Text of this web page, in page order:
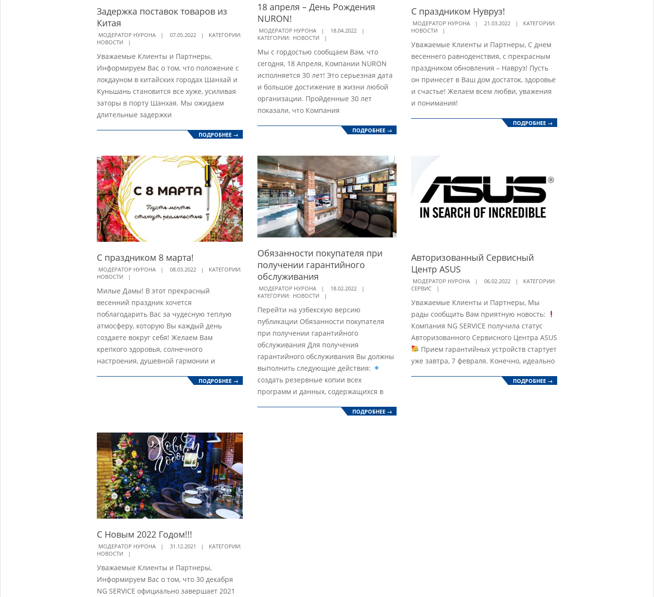
Задержка поставок товаров из
Китая
2022-
05-
07
МОДЕРАТОР НУРОНА 07.05.2022
КАТЕГОРИИ:
НОВОСТИ
Уважаемые Клиенты и Партнеры,
Информируем Вас о том, что положение с
локдауном в китайских городах Шанхай и
Куньшань становится все хуже, усиливая
заторы в порту Шанхая. Мы ожидаем
длительные задержки
ПОДРОБНЕЕ →
18 апреля – День Рождения
NURON!
2022-
04-
18
МОДЕРАТОР НУРОНА
18.04.2022
КАТЕГОРИИ: НОВОСТИ
Мы с гордостью сообщаем Вам, что
сегодня, 18 Апреля, Компании NURON
исполняется 30 лет! Это серьезная дата
и большое достижение в жизни любой
организации. Пройденные 30 лет
показали, что Компания
ПОДРОБНЕЕ →
С праздником Нувруз!
2022-
03-
21
МОДЕРАТОР НУРОНА 21.03.2022
КАТЕГОРИИ:
НОВОСТИ
Уважаемые Клиенты и Партнеры, С днем
весеннего равноденствия, с прекрасным
праздником обновления – Навруз! Пусть
он принесет в Ваш дом достаток, здоровье
и счастье! Желаем всем любви, уважения
и понимания!
ПОДРОБНЕЕ →
С праздником 8 марта!
2022-
03-
08
МОДЕРАТОР НУРОНА 08.03.2022
КАТЕГОРИИ:
НОВОСТИ
Милые Дамы! В этот прекрасный
весенний праздник хочется
поблагодарить Вас за чудесную теплую
атмосферу, которую Вы каждый день
создаете вокруг себя! Желаем Вам
крепкого здоровья, солнечного
настроения, душевной гармонии и
ПОДРОБНЕЕ →
Обязанности покупателя при
получении гарантийного
обслуживания
2022-
02-
18
МОДЕРАТОР НУРОНА
18.02.2022
КАТЕГОРИИ: НОВОСТИ
Перейти на узбекскую версию
публикации Обязанности покупателя
при получении гарантийного
обслуживания Для получения
гарантийного обслуживания Вы должны
выполнить следующие действия:
создать резервные копии всех
программ и данных, содержащихся в
ПОДРОБНЕЕ →
Авторизованный Сервисный
Центр ASUS
2022-
02-
06
МОДЕРАТОР НУРОНА 06.02.2022
КАТЕГОРИИ:
СЕРВИС
Уважаемые Клиенты и Партнеры, Мы
рады сообщить Вам приятную новость:
Компания NG SERVICE получила статус
Авторизованного Сервисного Центра ASUS
Прием гарантийных устройств стартует
уже завтра, 7 февраля. Конечно, идеально
ПОДРОБНЕЕ →
С Новым 2022 Годом!!!
2021-
12-
31
МОДЕРАТОР НУРОНА 31.12.2021
КАТЕГОРИИ:
НОВОСТИ
Уважаемые Клиенты и Партнеры,
Информируем Вас о том, что 30 декабря
NG SERVICE официально завершает 2021